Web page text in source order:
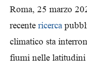
Roma, 25 marzo
recente ricerca
climatico sta
fiumi nelle latitudini